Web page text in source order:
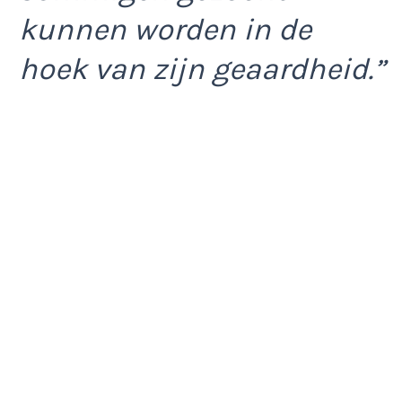
kunnen worden in de
hoek van zijn geaardheid.”